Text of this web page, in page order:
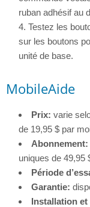
ruban adhésif au
Testez les
sur les boutons
unité de base.
MobileAide
Prix: varie
de 19,95 $ par
Abonnement:
uniques de 49,95
Période
Garantie:
Installation